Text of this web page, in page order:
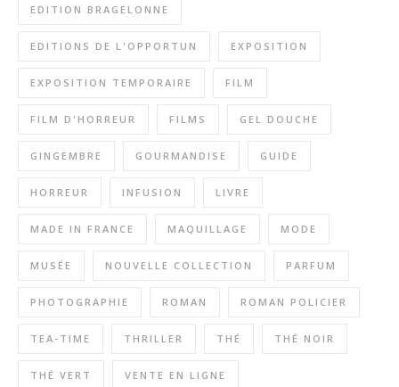
EDITION BRAGELONNE
EDITIONS DE L'OPPORTUN EXPOSITION
EXPOSITION TEMPORAIRE FILM
FILM D'HORREUR FILMS GEL DOUCHE
GINGEMBRE GOURMANDISE GUIDE
HORREUR INFUSION LIVRE
MADE IN FRANCE MAQUILLAGE MODE
MUSÉE NOUVELLE COLLECTION PARFUM
PHOTOGRAPHIE ROMAN ROMAN POLICIER
TEA-TIME THRILLER THÉ THÉ NOIR
THÉ VERT VENTE EN LIGNE